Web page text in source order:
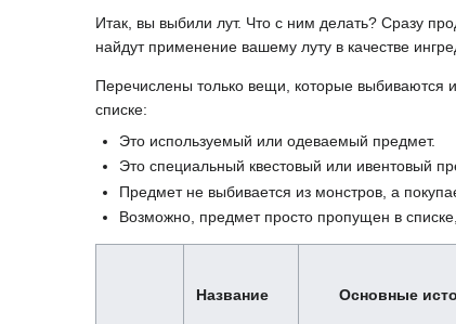
Итак, вы выбили лут. Что с ним делать? Сразу
найдут применение вашему луту в качестве
Перечислены только вещи, которые выбиваются
списке:
Это используемый или одеваемый предмет.
Это специальный квестовый или ивентовый
Предмет не выбивается из монстров, а
Возможно, предмет просто пропущен в
Название Основные